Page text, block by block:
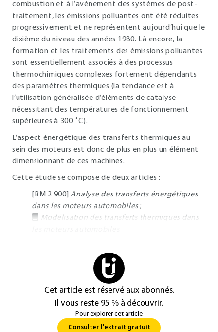
combustion et à l’avènement des systèmes de post-
traitement, les émissions polluantes ont été réduites
progressivement et ne représentent aujourd’hui que le
dixième du niveau des années 1980. Là encore, la
formation et les traitements des émissions polluantes
sont essentiellement associés à des processus
thermochimiques complexes fortement dépendants
des paramètres thermiques (la tendance est à
l’utilisation généralisée d’éléments de catalyse
nécessitant des températures de fonctionnement
supérieures à 300 ˚C).
L’aspect énergétique des transferts thermiques au
sein des moteurs est donc de plus en plus un élément
dimensionnant de ces machines.
Cette étude se compose de deux articles :
[BM 2 900]Analyse des transferts énergétiques
dans les moteurs automobiles ;
Modélisation des transferts thermiques dans
Cet article est réservé aux abonnés.
Il vous reste 95 % à découvrir.
Pour explorer cet article
Consulter l'extrait gratuit